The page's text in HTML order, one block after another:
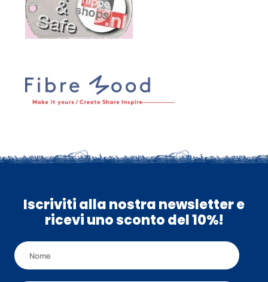
Iscriviti alla nostra newsletter e
ricevi uno sconto del 10%!